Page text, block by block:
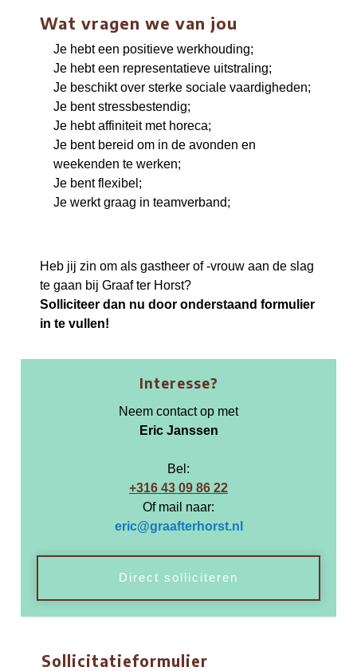
Wat vragen we van jou
Je hebt een positieve werkhouding;
Je hebt een representatieve uitstraling;
Je beschikt over sterke sociale vaardigheden;
Je bent stressbestendig;
Je hebt affiniteit met horeca;
Je bent bereid om in de avonden en
weekenden te werken;
Je bent flexibel;
Je werkt graag in teamverband;
Heb jij zin om als gastheer of -vrouw aan de slag
te gaan bij Graaf ter Horst?
Solliciteer dan nu door onderstaand formulier
in te vullen!
Interesse?
Neem contact op met
Eric Janssen
Bel:
+316 43 09 86 22
Of mail naar:
eric@graafterhorst.nl
Direct solliciteren
Sollicitatieformulier